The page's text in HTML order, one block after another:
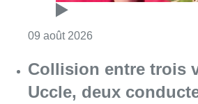
09 août 2026
Collision entre trois
Uccle, deux